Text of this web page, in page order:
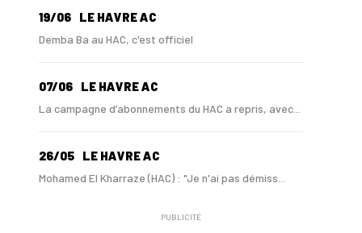
19/06 LE HAVRE AC
Demba Ba au HAC, c'est officiel
07/06 LE HAVRE AC
La campagne d’abonnements du HAC a repris, avec...
26/05 LE HAVRE AC
Mohamed El Kharraze (HAC) : "Je n'ai pas démiss...
PUBLICITÉ